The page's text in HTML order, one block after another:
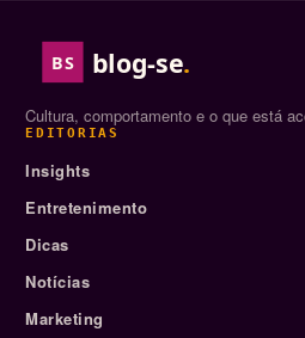
BS blog-se.
Cultura, comportamento e o que está
EDITORIAS
Insights
Entretenimento
Dicas
Notícias
Marketing